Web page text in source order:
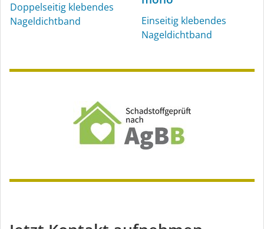
Doppelseitig klebendes
Nageldichtband
Einseitig klebendes
Nageldichtband